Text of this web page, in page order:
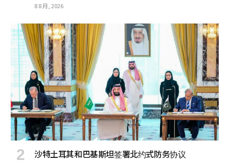
8 8 月, 2026
沙特土耳其和巴基斯坦签署北约式防务协议